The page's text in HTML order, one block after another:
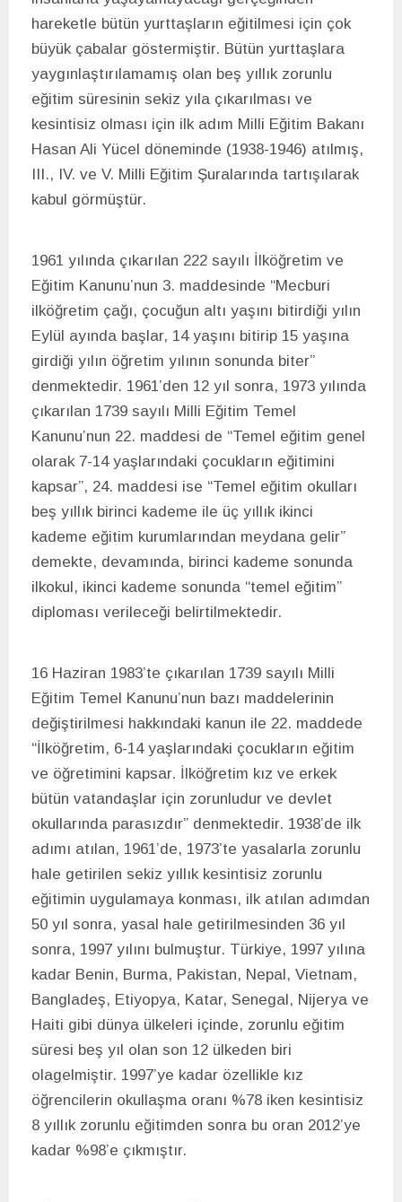
hareketle bütün yurttaşların eğitilmesi için çok
büyük çabalar göstermiştir. Bütün yurttaşlara
yaygınlaştırılamamış olan beş yıllık zorunlu
eğitim süresinin sekiz yıla çıkarılması ve
kesintisiz olması için ilk adım Milli Eğitim Bakanı
Hasan Ali Yücel döneminde (1938-1946) atılmış,
III., IV. ve V. Milli Eğitim Şuralarında tartışılarak
kabul görmüştür.
1961 yılında çıkarılan 222 sayılı İlköğretim ve
Eğitim Kanunu’nun 3. maddesinde “Mecburi
ilköğretim çağı, çocuğun altı yaşını bitirdiği yılın
Eylül ayında başlar, 14 yaşını bitirip 15 yaşına
girdiği yılın öğretim yılının sonunda biter”
denmektedir. 1961’den 12 yıl sonra, 1973 yılında
çıkarılan 1739 sayılı Milli Eğitim Temel
Kanunu’nun 22. maddesi de “Temel eğitim genel
olarak 7-14 yaşlarındaki çocukların eğitimini
kapsar”, 24. maddesi ise “Temel eğitim okulları
beş yıllık birinci kademe ile üç yıllık ikinci
kademe eğitim kurumlarından meydana gelir”
demekte, devamında, birinci kademe sonunda
ilkokul, ikinci kademe sonunda “temel eğitim”
diploması verileceği belirtilmektedir.
16 Haziran 1983’te çıkarılan 1739 sayılı Milli
Eğitim Temel Kanunu’nun bazı maddelerinin
değiştirilmesi hakkındaki kanun ile 22. maddede
“İlköğretim, 6-14 yaşlarındaki çocukların eğitim
ve öğretimini kapsar. İlköğretim kız ve erkek
bütün vatandaşlar için zorunludur ve devlet
okullarında parasızdır” denmektedir. 1938’de ilk
adımı atılan, 1961’de, 1973’te yasalarla zorunlu
hale getirilen sekiz yıllık kesintisiz zorunlu
eğitimin uygulamaya konması, ilk atılan adımdan
50 yıl sonra, yasal hale getirilmesinden 36 yıl
sonra, 1997 yılını bulmuştur. Türkiye, 1997 yılına
kadar Benin, Burma, Pakistan, Nepal, Vietnam,
Bangladeş, Etiyopya, Katar, Senegal, Nijerya ve
Haiti gibi dünya ülkeleri içinde, zorunlu eğitim
süresi beş yıl olan son 12 ülkeden biri
olagelmiştir. 1997’ye kadar özellikle kız
öğrencilerin okullaşma oranı %78 iken kesintisiz
8 yıllık zorunlu eğitimden sonra bu oran 2012’ye
kadar %98’e çıkmıştır.